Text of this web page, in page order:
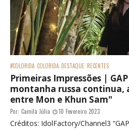
#COLORIDA COLORIDA DESTAQUE RECENTES
Primeiras Impressões | GAP
montanha russa continua,
entre Mon e Khun Sam"
Por: Camila Júlia 10 Fevereiro 2023
Créditos: IdolFactory/Channel3